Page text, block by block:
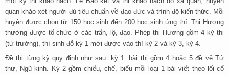
quan khảo xét người đủ tiêu chuẩn về đạo đức và trình độ kiến thức. Mỗi
huyện được chọn từ 150 học sinh đến 200 học sinh ứng thí. Thi Hương
thường được tổ chức ở các trấn, lộ, đạo. Phép thi Hương gồm 4 kỳ thi
(tứ trường), thí sinh đỗ kỳ 1 mới được vào thì kỳ 2 và kỳ 3, kỳ 4.
Đề thi từng kỳ quy định như sau: kỳ 1: bài thi gồm 4 hoặc 5 đề về Tứ
thư, Ngũ kinh. Kỳ 2 gồm chiếu, chế, biểu mỗi loại 1 bài viết theo lối cổ